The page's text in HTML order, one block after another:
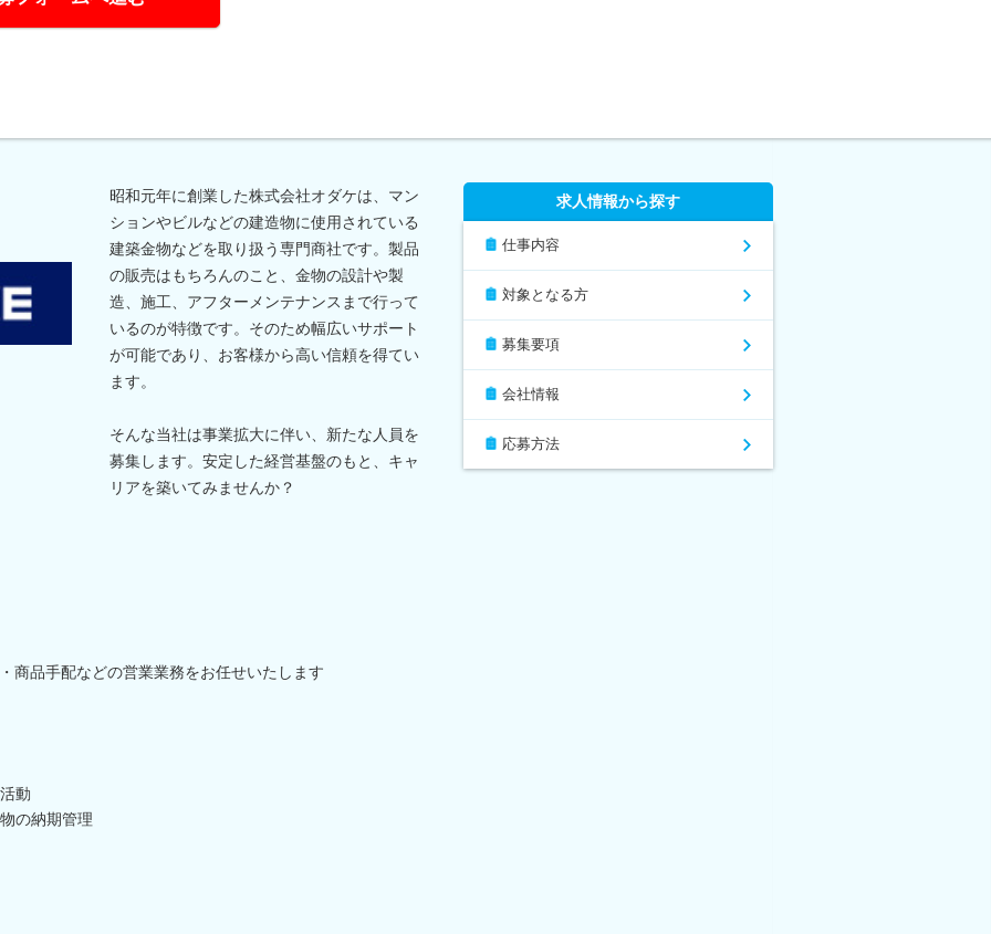
昭和元年に創業した株式会社オダケは、マン
ションやビルなどの建造物に使用されている
建築金物などを取り扱う専門商社です。製品
の販売はもちろんのこと、金物の設計や製
造、施工、アフターメンテナンスまで行って
いるのが特徴です。そのため幅広いサポート
が可能であり、お客様から高い信頼を得てい
ます。
そんな当社は事業拡大に伴い、新たな人員を
募集します。安定した経営基盤のもと、キャ
リアを築いてみませんか？
商品手配などの営業業務をお任せいたします
動
の納期管理
求人情報から探す
仕事内容
対象となる方
募集要項
会社情報
応募方法